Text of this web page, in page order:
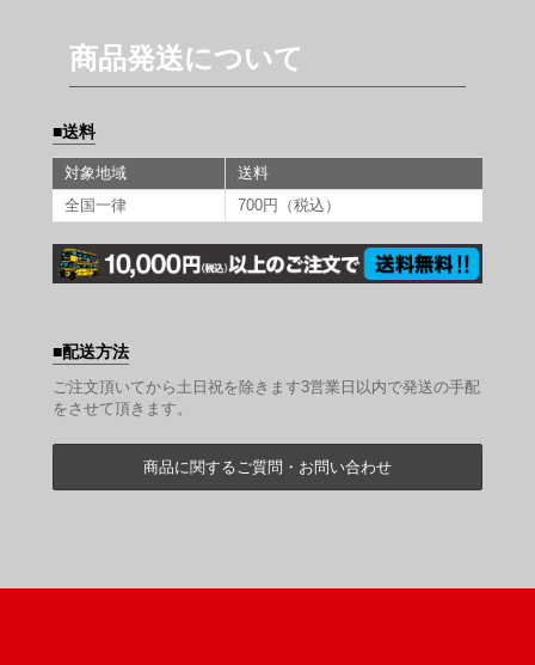
商品発送について
送料
対象地域
送料
全国一律
700円（税込）
配送方法
ご注文頂いてから土日祝を除きます3営業日以内で発送の手配
をさせて頂きます。
商品に関するご質問・お問い合わせ